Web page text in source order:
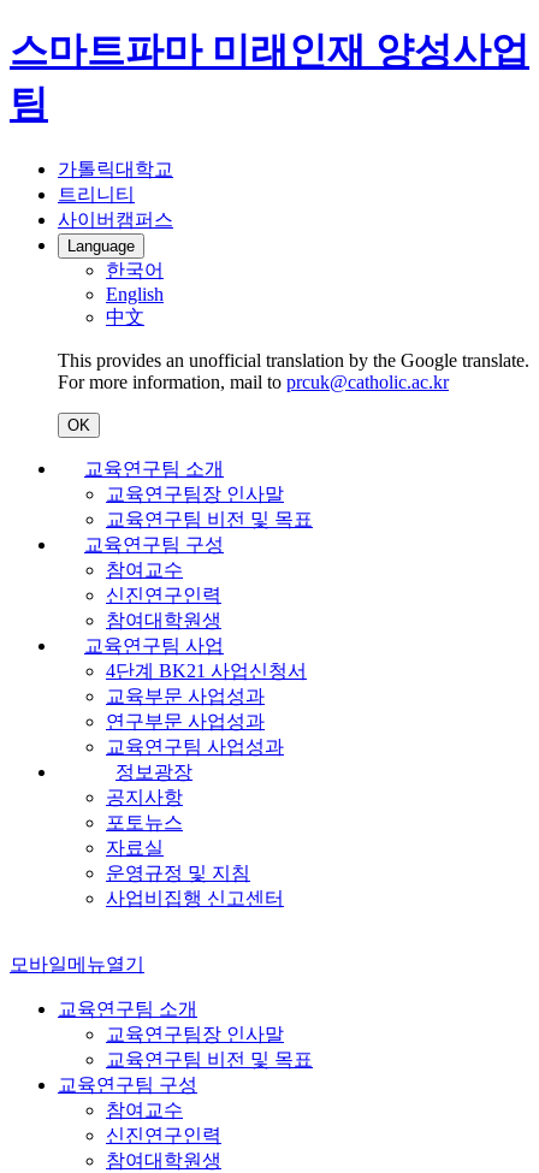
스마트파마 미래인재 양성사업
팀
가톨릭대학교
트리니티
사이버캠퍼스
Language
한국어
English
中文
This provides an unofficial translation by the Google translate.
For more information, mail to prcuk@catholic.ac.kr
OK
교육연구팀 소개
교육연구팀장 인사말
교육연구팀 비전 및 목표
교육연구팀 구성
참여교수
신진연구인력
참여대학원생
교육연구팀 사업
4단계 BK21 사업신청서
교육부문 사업성과
연구부문 사업성과
교육연구팀 사업성과
정보광장
공지사항
포토뉴스
자료실
운영규정 및 지침
사업비집행 신고센터
모바일메뉴열기
교육연구팀 소개
교육연구팀장 인사말
교육연구팀 비전 및 목표
교육연구팀 구성
참여교수
신진연구인력
참여대학원생